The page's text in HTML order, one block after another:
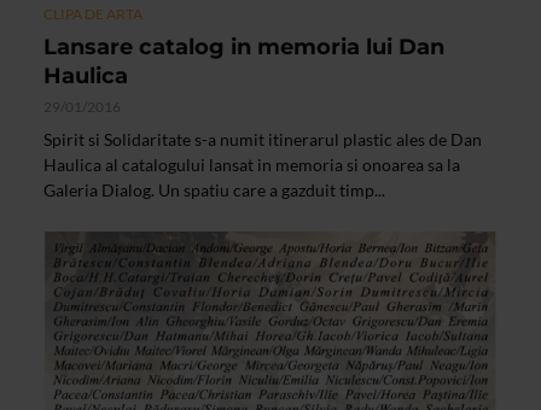
CLIPA DE ARTA
Lansare catalog in memoria lui Dan
Haulica
29/01/2016
Spirit si Solidaritate s-a numit itinerarul plastic ales de Dan
Haulica al catalogului lansat in memoria si onoarea sa la
Galeria Dialog. Un spatiu care a gazduit timp...